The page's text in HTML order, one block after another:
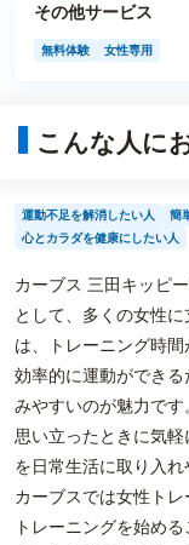
その他サービス
無料体験 女性専用
こんな人に
運動不足を解消したい人
簡
心とカラダを健康にしたい人
カーブス 三田キッピ
として、多くの女性
は、トレーニング時
効率的に運動ができ
みやすいのが魅力です
思い立ったときに気
を日常生活に取り入れ
カーブスでは女性ト
トレーニングを始め